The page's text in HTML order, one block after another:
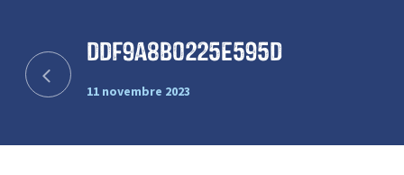
ddf9a8b0225e595d
11 novembre 2023